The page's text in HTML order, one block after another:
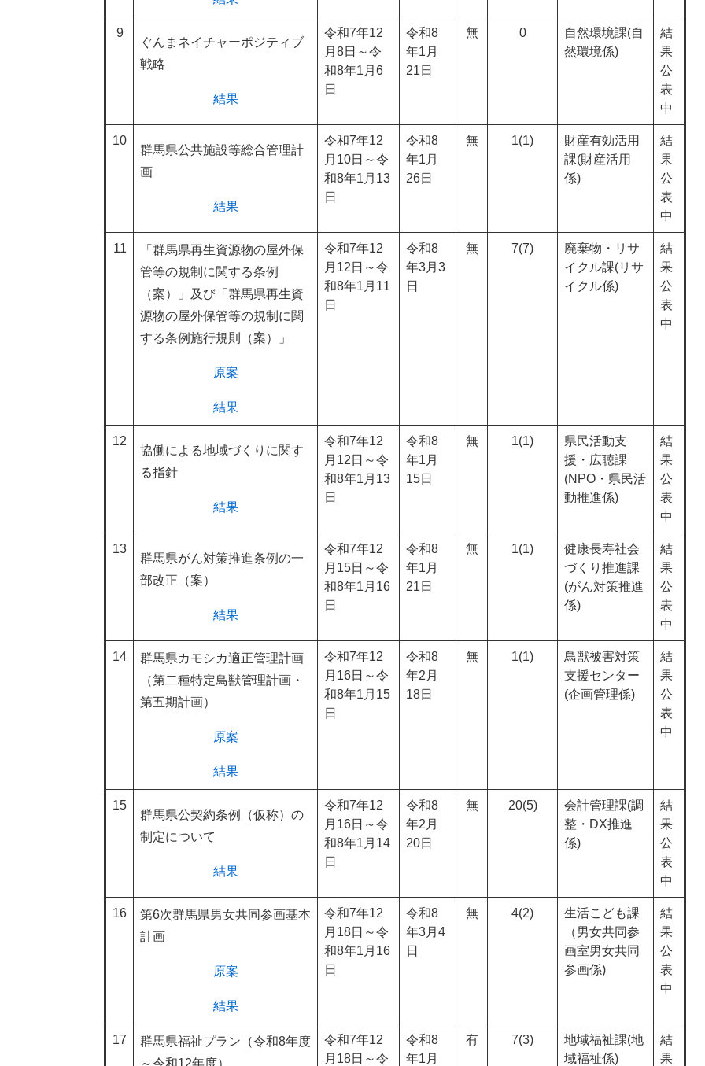
9
ぐんまネイチャーポジティブ
戦略
結果
令和7年12
月8日～令
和8年1月6
日
令和8
年1月
21日
無 0
自然環境課(自
然環境係)
結
果
公
表
中
10
群馬県公共施設等総合管理計
画
結果
令和7年12
月10日～令
和8年1月13
日
令和8
年1月
26日
無 1(1)
財産有効活用
課(財産活用
係)
結
果
公
表
中
11
「群馬県再生資源物の屋外保
管等の規制に関する条例
（案）」及び「群馬県再生資
源物の屋外保管等の規制に関
する条例施行規則（案）」
原案
結果
令和7年12
月12日～令
和8年1月11
日
令和8
年3月3
日
無 7(7)
廃棄物・リサ
イクル課(リサ
イクル係)
結
果
公
表
中
12
協働による地域づくりに関す
る指針
結果
令和7年12
月12日～令
和8年1月13
日
令和8
年1月
15日
無 1(1)
県民活動支
援・広聴課
(NPO・県民活
動推進係)
結
果
公
表
中
13
群馬県がん対策推進条例の一
部改正（案）
結果
令和7年12
月15日～令
和8年1月16
日
令和8
年1月
21日
無 1(1)
健康長寿社会
づくり推進課
(がん対策推進
係)
結
果
公
表
中
14
群馬県カモシカ適正管理計画
（第二種特定鳥獣管理計画・
第五期計画）
原案
結果
令和7年12
月16日～令
和8年1月15
日
令和8
年2月
18日
無 1(1)
鳥獣被害対策
支援センター
(企画管理係)
結
果
公
表
中
15
群馬県公契約条例（仮称）の
制定について
結果
令和7年12
月16日～令
和8年1月14
日
令和8
年2月
20日
無 20(5)
会計管理課(調
整・DX推進
係)
結
果
公
表
中
16
第6次群馬県男女共同参画基本
計画
原案
結果
令和7年12
月18日～令
和8年1月16
日
令和8
年3月4
日
無 4(2)
生活こども課
（男女共同参
画室男女共同
参画係)
結
果
公
表
中
17
群馬県福祉プラン（令和8年度
～令和12年度）
令和7年12
月18日～令
令和8
年1月
有 7(3)
地域福祉課(地
域福祉係)
結
果